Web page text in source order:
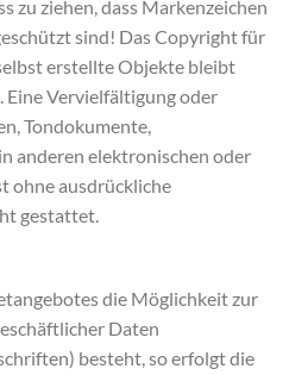
zu ziehen, dass Markenzeichen
sind! Das Copyright für
erstellte Objekte bleibt
Eine Vervielfältigung oder
Tondokumente,
anderen elektronischen oder
ohne ausdrückliche
gestattet.
die Möglichkeit zur
Daten
besteht, so erfolgt die